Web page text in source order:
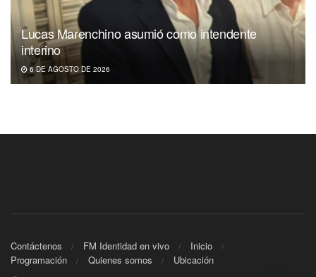
Lucas Marenchino asumió como intendente
interino
6 DE AGOSTO DE 2026
Contáctenos FM Identidad en vivo
Inicio
Programación
Quienes somos Ubicación